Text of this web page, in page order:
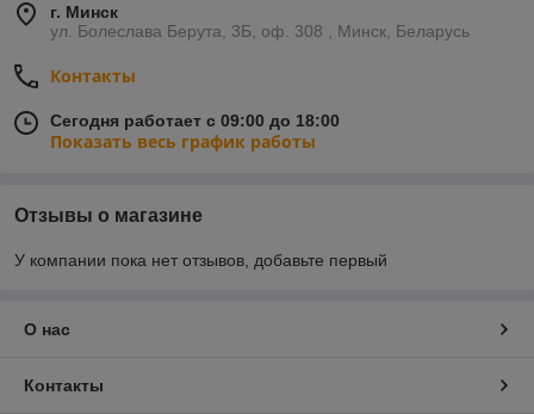
г. Минск
ул. Болеслава Берута, 3Б, оф. 308 , Минск, Беларусь
Контакты
Сегодня работает с 09:00 до 18:00
Показать весь график работы
Отзывы о магазине
У компании пока нет отзывов, добавьте первый
О нас
Контакты